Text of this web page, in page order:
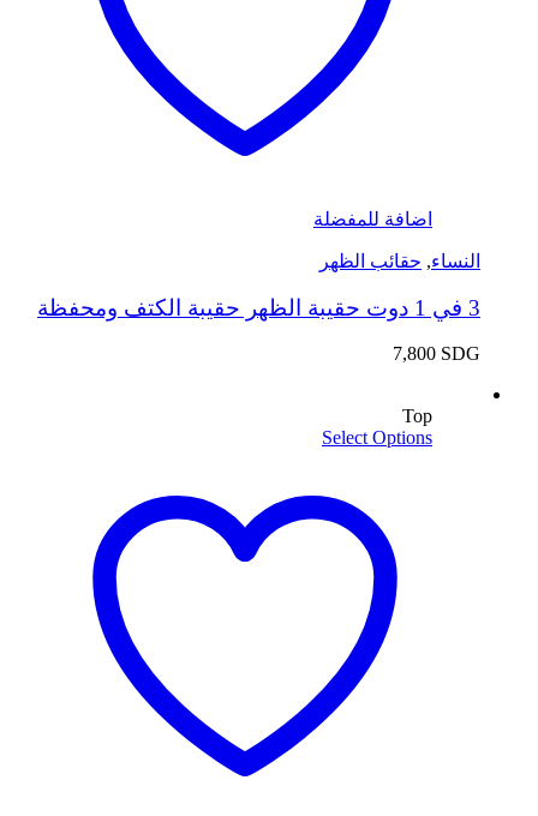
اضافة للمفضلة
النساء, حقائب الظهر
3 في 1 دوت حقيبة الظهر حقيبة الكتف ومحفظة
7,800 SDG
Top
Select Options